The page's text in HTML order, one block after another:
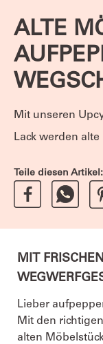
ALTE
Mit unseren
Lack werden
Teile diesen Artikel:
MIT
Lieber
Mit den
alten